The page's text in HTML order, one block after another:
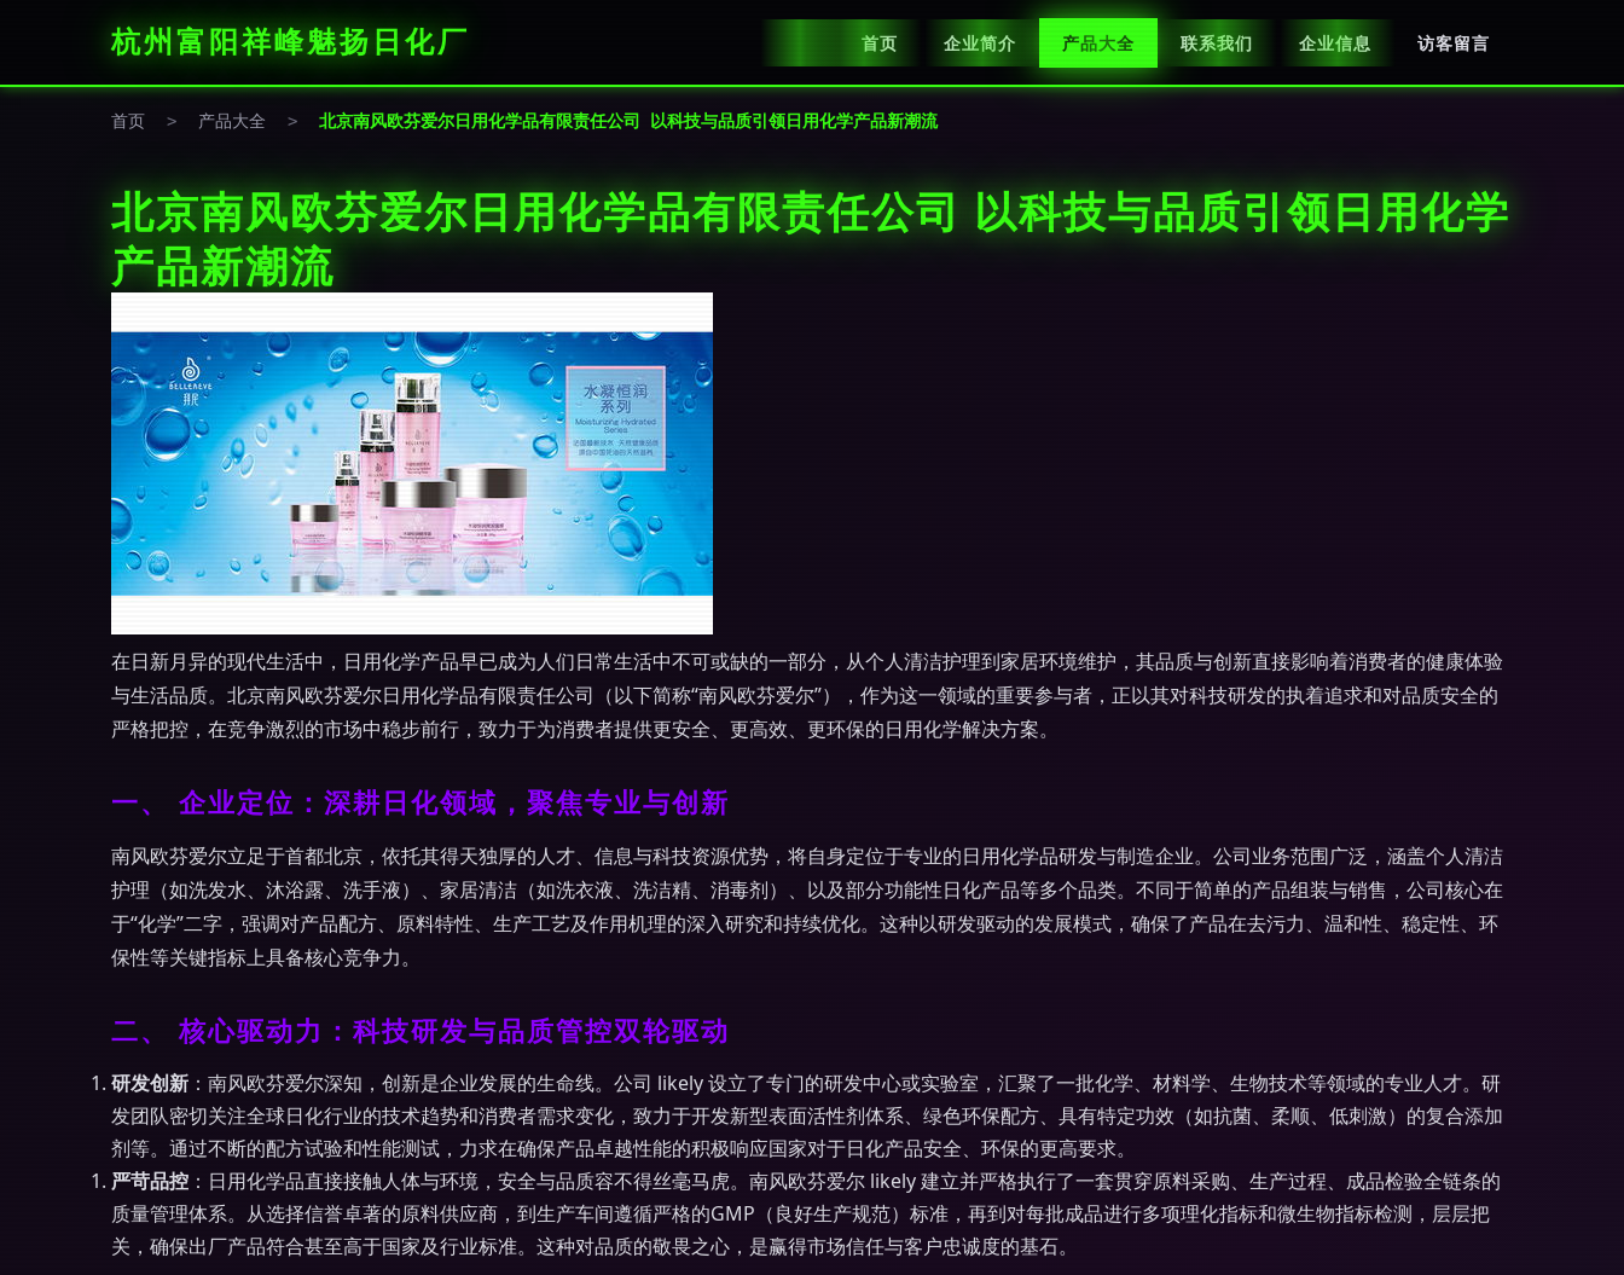
杭州富阳祥峰魅扬日化厂 首页 企业简介 产品大全 联系我们 企业信息 访客留言
首页 > 产品大全 > 北京南风欧芬爱尔日用化学品有限责任公司 以科技与品质引领日用化学产品新潮流
北京南风欧芬爱尔日用化学品有限责任公司 以科技与品质引领日用化学
产品新潮流
在日新月异的现代生活中，日用化学产品早已成为人们日常生活中不可或缺的一部分，从个人清洁护理到家居环境维护，其品质与创新直接影响着消费者的健康体验
与生活品质。北京南风欧芬爱尔日用化学品有限责任公司（以下简称“南风欧芬爱尔”），作为这一领域的重要参与者，正以其对科技研发的执着追求和对品质安全的
严格把控，在竞争激烈的市场中稳步前行，致力于为消费者提供更安全、更高效、更环保的日用化学解决方案。
一、 企业定位：深耕日化领域，聚焦专业与创新
南风欧芬爱尔立足于首都北京，依托其得天独厚的人才、信息与科技资源优势，将自身定位于专业的日用化学品研发与制造企业。公司业务范围广泛，涵盖个人清洁
护理（如洗发水、沐浴露、洗手液）、家居清洁（如洗衣液、洗洁精、消毒剂）、以及部分功能性日化产品等多个品类。不同于简单的产品组装与销售，公司核心在
于“化学”二字，强调对产品配方、原料特性、生产工艺及作用机理的深入研究和持续优化。这种以研发驱动的发展模式，确保了产品在去污力、温和性、稳定性、环
保性等关键指标上具备核心竞争力。
二、 核心驱动力：科技研发与品质管控双轮驱动
研发创新 ：南风欧芬爱尔深知，创新是企业发展的生命线。公司 likely 设立了专门的研发中心或实验室，汇聚了一批化学、材料学、生物技术等领域的专业人才。研
发团队密切关注全球日化行业的技术趋势和消费者需求变化，致力于开发新型表面活性剂体系、绿色环保配方、具有特定功效（如抗菌、柔顺、低刺激）的复合添加
剂等。通过不断的配方试验和性能测试，力求在确保产品卓越性能的积极响应国家对于日化产品安全、环保的更高要求。
严苛品控 ：日用化学品直接接触人体与环境，安全与品质容不得丝毫马虎。南风欧芬爱尔 likely 建立并严格执行了一套贯穿原料采购、生产过程、成品检验全链条的
质量管理体系。从选择信誉卓著的原料供应商，到生产车间遵循严格的GMP（良好生产规范）标准，再到对每批成品进行多项理化指标和微生物指标检测，层层把
关，确保出厂产品符合甚至高于国家及行业标准。这种对品质的敬畏之心，是赢得市场信任与客户忠诚度的基石。